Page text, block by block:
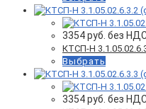
3354руб. без
КТСП-Н
Выбрать
3354руб. без